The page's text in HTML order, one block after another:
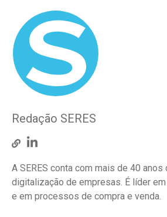
Redação SERES
A SERES conta com mais de 40
digitalização de empresas. É líder
e em processos de compra e venda.